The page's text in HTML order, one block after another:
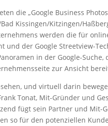
die „Google Business
Kissingen/Kitzingen/
werden die für
und der Google Streetview-
in der Google-Suche,
zur Ansicht
und virtuell darin
Tonat, Mit-Gründer und
fügt sein Partner und Mit-
so für den potenziellen